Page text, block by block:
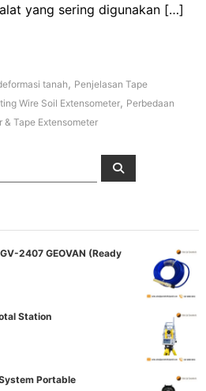
yang sering digunakan […]
tanah , Penjelasan Tape
Wire Soil Extensometer, Perbedaan
& Tape Extensometer
Search
2407 GEOVAN (Ready
Station
Portable